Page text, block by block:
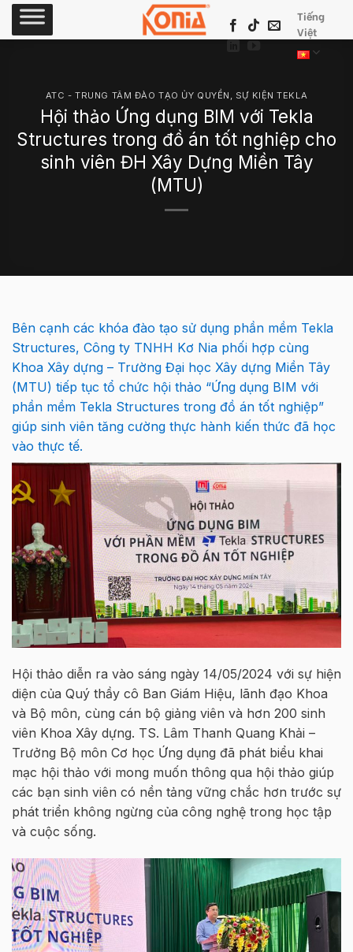
Skip
Tiếng
Việt
ATC - TRUNG TÂM ĐÀO TẠO ỦY QUYỀN , SỰ KIỆN TEKLA
Hội thảo Ứng dụng BIM với Tekla
Structures trong đồ án tốt nghiệp cho
sinh viên ĐH Xây Dựng Miền Tây
(MTU)
Bên cạnh các khóa đào tạo sử dụng phần mềm Tekla
Structures, Công ty TNHH Kơ Nia phối hợp cùng
Khoa Xây dựng – Trường Đại học Xây dựng Miền Tây
(MTU) tiếp tục tổ chức hội thảo “Ứng dụng BIM với
phần mềm Tekla Structures trong đồ án tốt nghiệp”
giúp sinh viên tăng cường thực hành kiến thức đã học
vào thực tế.
Hội thảo diễn ra vào sáng ngày 14/05/2024 với sự hiện
diện của Quý thầy cô Ban Giám Hiệu, lãnh đạo Khoa
và Bộ môn, cùng cán bộ giảng viên và hơn 200 sinh
viên Khoa Xây dựng. TS. Lâm Thanh Quang Khải –
Trưởng Bộ môn Cơ học Ứng dụng đã phát biểu khai
mạc hội thảo với mong muốn thông qua hội thảo giúp
các bạn sinh viên có nền tảng vững chắc hơn trước sự
phát triển không ngừng của công nghệ trong học tập
và cuộc sống.